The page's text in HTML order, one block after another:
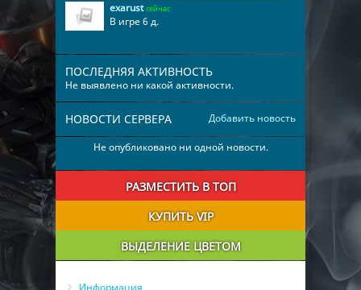
14
penney
15
16
brett
01:12:27
17
sharilyn
19
lisha
20
miles
00:20:57
exarust сейчас
В игре 6 д.
ПОСЛЕДНЯЯ АКТИВНОСТЬ
Не выявлено ни какой активности.
Добавить новость
НОВОСТИ СЕРВЕРА
Не опубликовано ни одной новости.
РАЗМЕСТИТЬ В ТОП
КУПИТЬ VIP
ВЫДЕЛЕНИЕ ЦВЕТОМ